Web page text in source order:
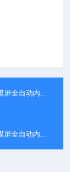
内校电子天平
内校电子天平